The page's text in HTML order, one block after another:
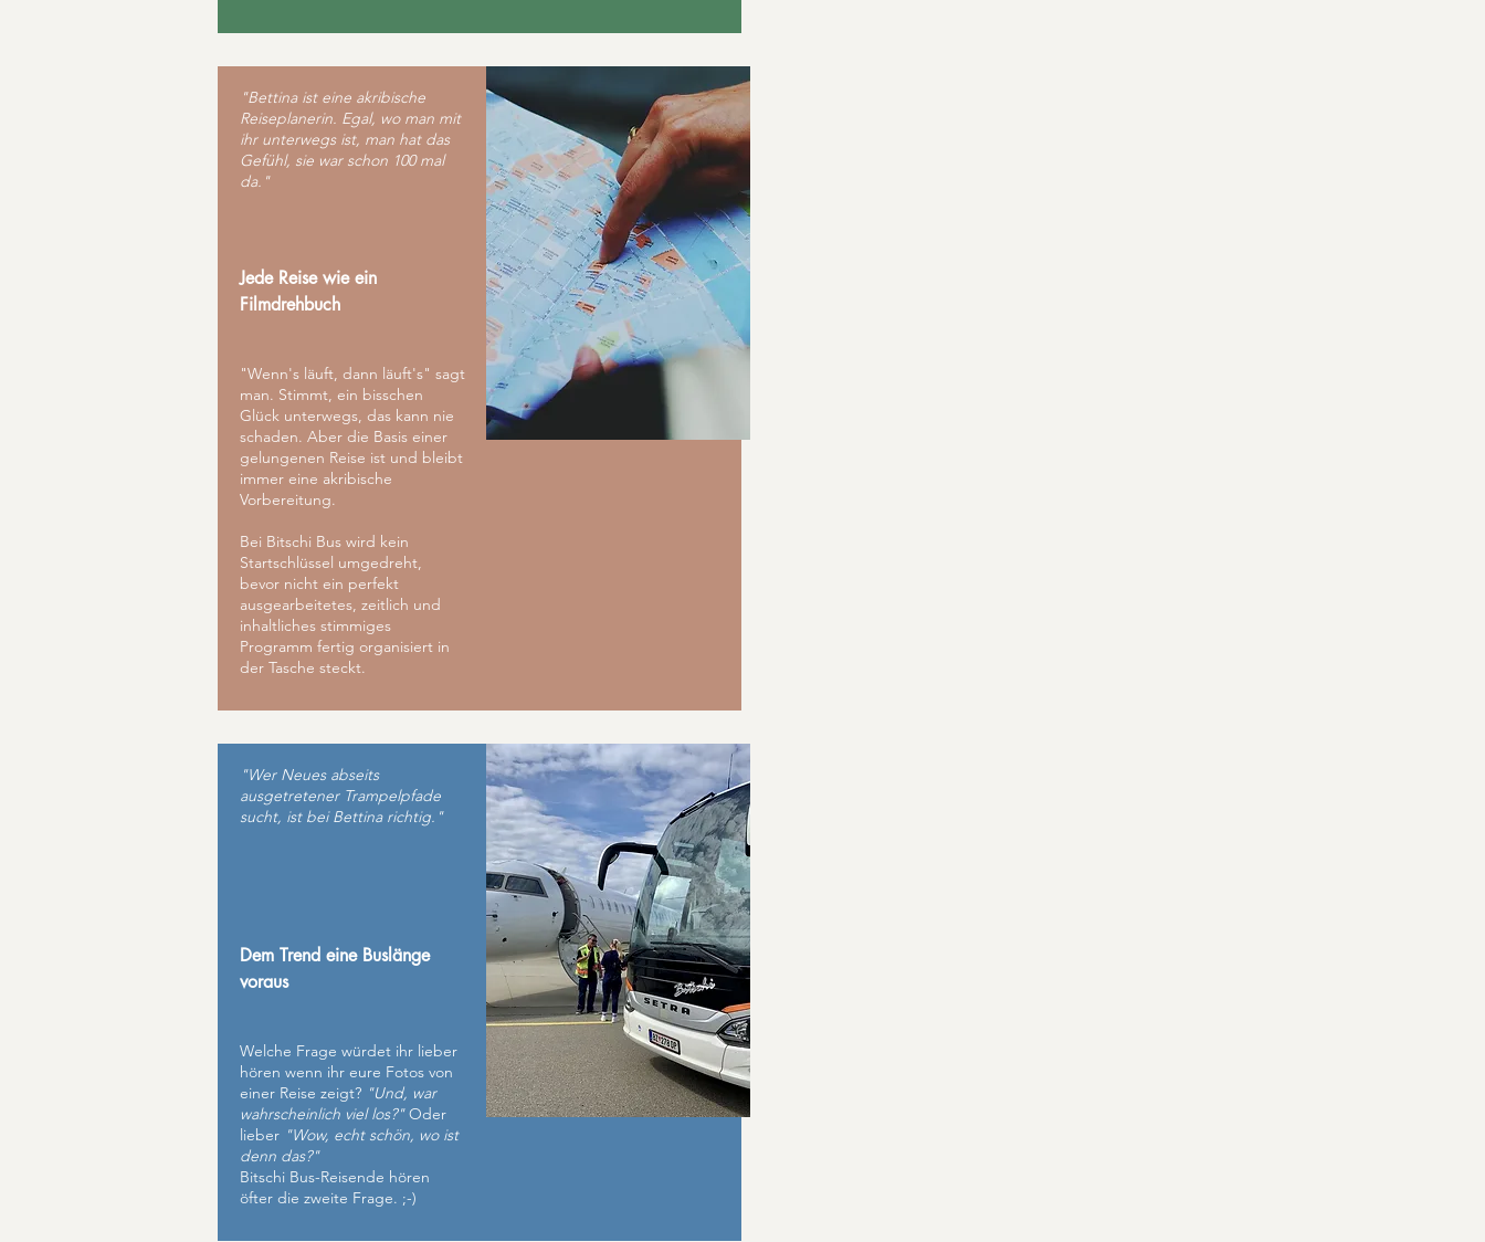
"Bettina ist eine akribische
Reiseplanerin. Egal, wo man mit
ihr unterwegs ist, man hat das
Gefühl, sie war schon 100 mal
da."
Jede Reise wie ein
Filmdrehbuch
"Wenn's läuft, dann läuft's" sagt
man. Stimmt, ein bisschen
Glück unterwegs, das kann nie
schaden. Aber die Basis einer
gelungenen Reise ist und bleibt
immer eine akribische
Vorbereitung.
Bei Bitschi Bus wird kein
Startschlüssel umgedreht,
bevor nicht ein perfekt
ausgearbeitetes, zeitlich und
inhaltliches stimmiges
Programm fertig organisiert in
der Tasche steckt.
"Wer Neues abseits
ausgetretener Trampelpfade
sucht, ist bei Bettina richtig."
Dem Trend eine Buslänge
voraus
Welche Frage würdet ihr lieber
hören wenn ihr eure Fotos von
einer Reise zeigt? "Und, war
wahrscheinlich viel los?"Oder
lieber "Wow, echt schön, wo ist
denn das?"
Bitschi Bus-Reisende hören
öfter die zweite Frage. ;-)